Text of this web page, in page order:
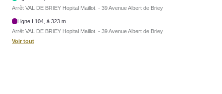
Arrêt VAL DE BRIEY Hopital Maillot. - 39 Avenue Albert de Briey
Ligne L104, à 323 m
Arrêt VAL DE BRIEY Hopital Maillot. - 39 Avenue Albert de Briey
Voir tout